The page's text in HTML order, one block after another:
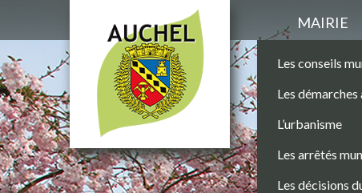
MAIRIE
Les conseils
Les
L’urbanisme
Les arrêtés
Les décisions